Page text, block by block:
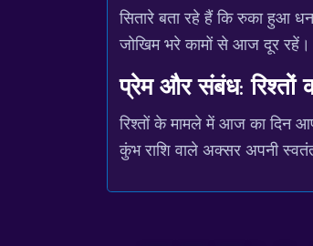
सितारे बता रहे हैं कि रुका हुआ
जोखिम भरे कामों से आज दूर रहें।
प्रेम और संबंध: रिश्तों
रिश्तों के मामले में आज का दिन
कुंभ राशि वाले अक्सर अपनी